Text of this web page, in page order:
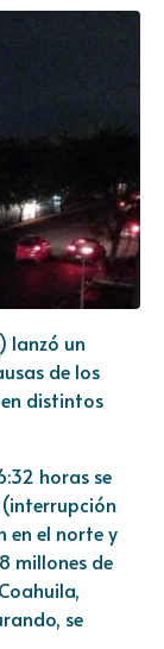
lanzó un
de los
distintos
horas se
en el norte y
millones de
se